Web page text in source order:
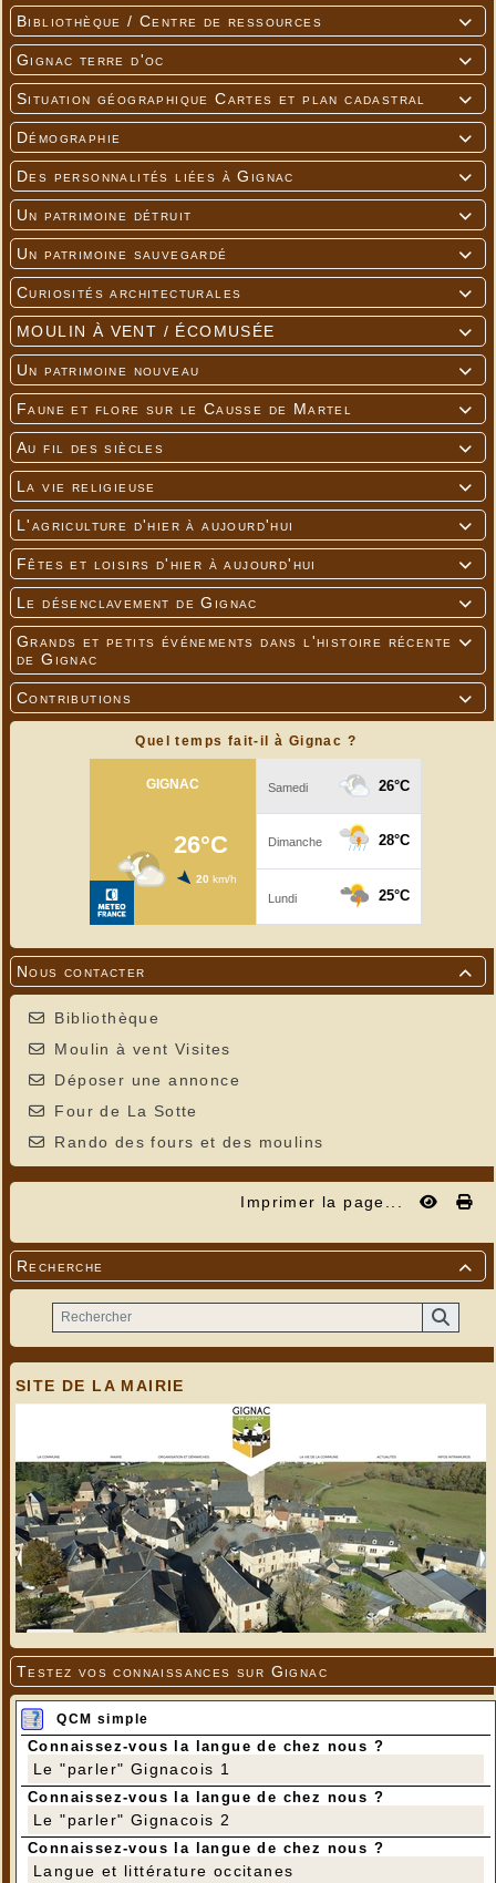

Bibliothèque / Centre de ressources

Gignac terre d'oc

Situation géographique Cartes et plan cadastral

Démographie

Des personnalités liées à Gignac

Un patrimoine détruit

Un patrimoine sauvegardé

Curiosités architecturales

MOULIN À VENT / ÉCOMUSÉE

Un patrimoine nouveau

Faune et flore sur le Causse de Martel

Au fil des siècles

La vie religieuse

L'agriculture d'hier à aujourd'hui

Fêtes et loisirs d'hier à aujourd'hui

Le désenclavement de Gignac

Grands et petits événements dans l'histoire récente
de Gignac

Contributions
Quel temps fait-il à Gignac ?

Nous contacter
Bibliothèque
Moulin à vent Visites
Déposer une annonce
Four de La Sotte
Rando des fours et des moulins
Imprimer la page...

Recherche
SITE DE LA MAIRIE
Testez vos connaissances sur Gignac
QCM simple
Connaissez-vous la langue de chez nous ?
Le "parler" Gignacois 1
Connaissez-vous la langue de chez nous ?
Le "parler" Gignacois 2
Connaissez-vous la langue de chez nous ?
Langue et littérature occitanes